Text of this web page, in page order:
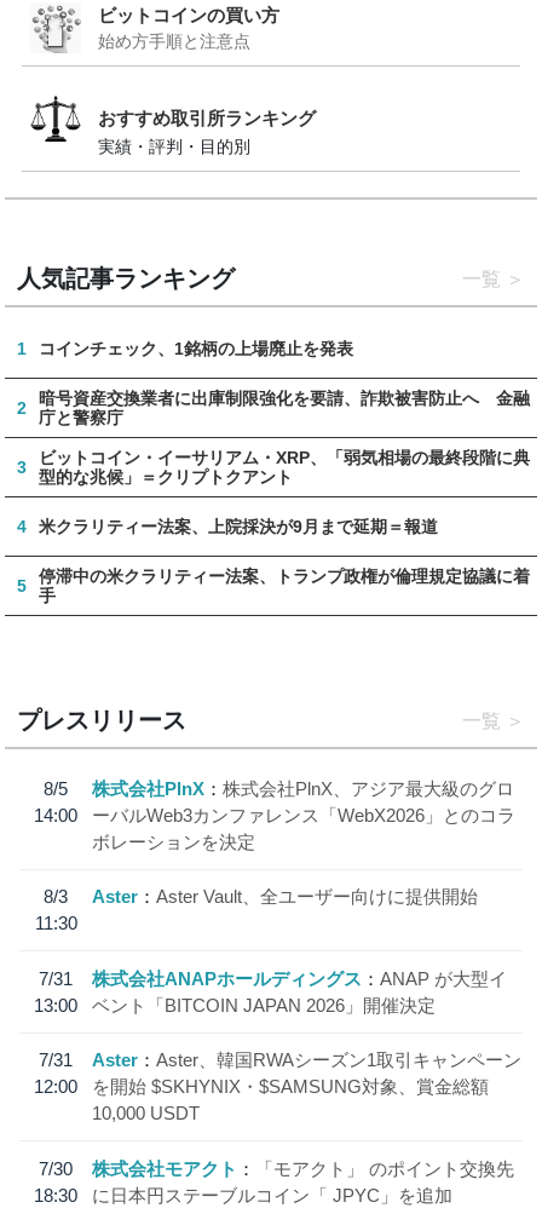
ビットコインの買い方
始め方手順と注意点
おすすめ取引所ランキング
実績・評判・目的別
人気記事ランキング 一覧
1 コインチェック、1銘柄の上場廃止を発表
2
暗号資産交換業者に出庫制限強化を要請、詐欺被害防止へ 金融
庁と警察庁
3
ビットコイン・イーサリアム・XRP、「弱気相場の最終段階に典
型的な兆候」＝クリプトクアント
4 米クラリティー法案、上院採決が9月まで延期＝報道
5
停滞中の米クラリティー法案、トランプ政権が倫理規定協議に着
手
プレスリリース 一覧
8/5
14:00
株式会社PlnX
株式会社PlnX、アジア最大級のグロ
ーバルWeb3カンファレンス「WebX2026」とのコラ
ボレーションを決定
8/3
11:30
Aster Aster Vault、全ユーザー向けに提供開始
7/31
13:00
株式会社ANAPホールディングス
ANAP が大型イ
ベント「BITCOIN JAPAN 2026」開催決定
7/31
12:00
Aster
Aster、韓国RWAシーズン1取引キャンペーン
を開始 $SKHYNIX・$SAMSUNG対象、賞金総額
10,000 USDT
7/30
18:30
株式会社モアクト
「モアクト」 のポイント交換先
に日本円ステーブルコイン「 JPYC」を追加